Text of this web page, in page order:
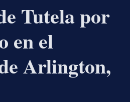
Tutela por
en el
Arlington,